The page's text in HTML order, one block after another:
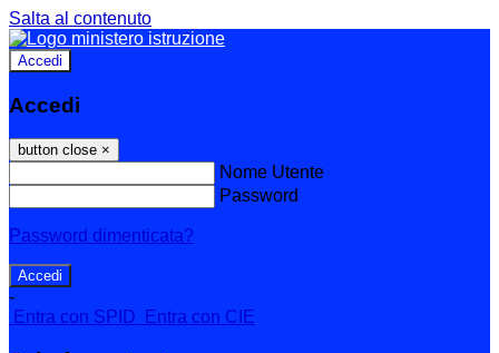
Salta al contenuto
Accedi
Accedi
button close ×
Nome Utente
Password
Password dimenticata?
-
Entra con SPID
Entra con CIE